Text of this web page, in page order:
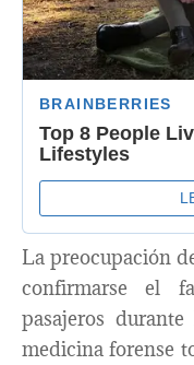
La preocupación
confirmarse el
pasajeros
medicina forense